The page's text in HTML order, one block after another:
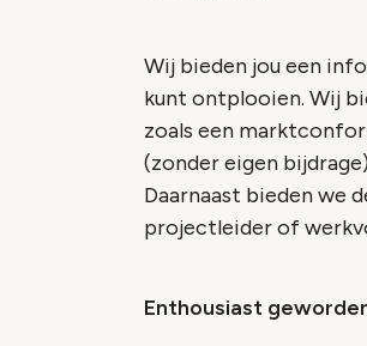
Wij bieden jou een
kunt ontplooien. Wij
zoals een
(zonder eigen
Daarnaast bieden we
projectleider of
Enthousiast